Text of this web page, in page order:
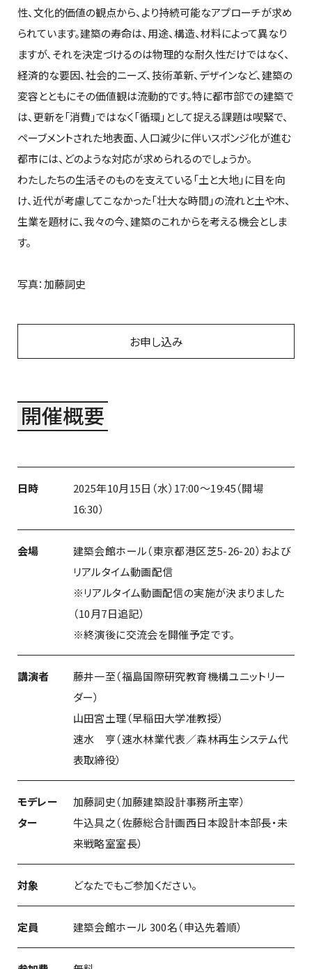
性、文化的価値の観点から、より持続可能なアプローチが求め
られています。建築の寿命は、用途、構造、材料によって異なり
ますが、それを決定づけるのは物理的な耐久性だけではなく、
経済的な要因、社会的ニーズ、技術革新、デザインなど、建築の
変容とともにその価値観は流動的です。特に都市部での建築で
は、更新を「消費」ではなく「循環」として捉える課題は喫緊で、
ペーブメントされた地表面、人口減少に伴いスポンジ化が進む
都市には、どのような対応が求められるのでしょうか。
わたしたちの生活そのものを支えている「土と大地」に目を向
け、近代が考慮してこなかった「壮大な時間」の流れと土や木、
生業を題材に、我々の今、建築のこれからを考える機会としま
す。
写真：加藤詞史
お申し込み
開催概要
日時
2025年10月15日（水）17:00～19:45（開場
16:30）
会場
建築会館ホール（東京都港区芝5-26-20）および
リアルタイム動画配信
※リアルタイム動画配信の実施が決まりました
（10月7日追記）
※終演後に交流会を開催予定です。
講演者
藤井一至（福島国際研究教育機構ユニットリー
ダー）
山田宮土理（早稲田大学准教授）
速水 亨（速水林業代表／森林再生システム代
表取締役）
モデレー
ター
加藤詞史（加藤建築設計事務所主宰）
牛込具之（佐藤総合計画西日本設計本部長・未
来戦略室室長）
対象 どなたでもご参加ください。
定員 建築会館ホール 300名（申込先着順）